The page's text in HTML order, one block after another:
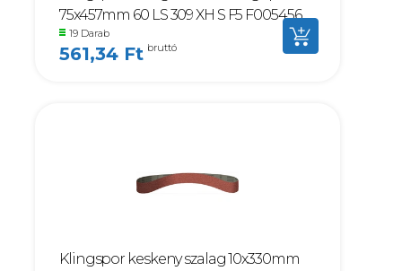
75x457mm 60 LS 309 XH S F5 F005456
19 Darab
561,34 Ft bruttó
Klingspor keskeny szalag 10x330mm